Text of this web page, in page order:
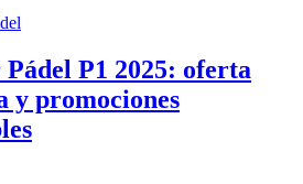
P1 2025: oferta
y promociones